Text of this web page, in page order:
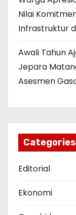
Nilai
Infrastruktur
Awali Tahun
Jepara
Asesmen
Categories
Editorial
Ekonomi